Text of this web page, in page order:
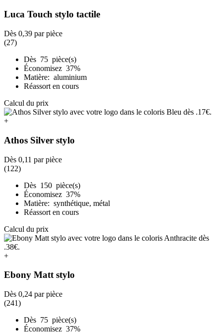
Luca Touch stylo tactile
Dès 0,39 par pièce
(27)
Dès 75 pièce(s)
Économisez 37%
Matière: aluminium
Réassort en cours
Calcul du prix
+
Athos Silver stylo
Dès 0,11 par pièce
(122)
Dès 150 pièce(s)
Économisez 37%
Matière: synthétique, métal
Réassort en cours
Calcul du prix
+
Ebony Matt stylo
Dès 0,24 par pièce
(241)
Dès 75 pièce(s)
Économisez 37%